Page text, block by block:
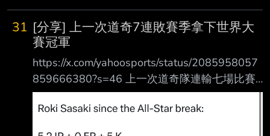
15年） 在天使隊15年真的很稀有，這隊待15年
某方面來說真的不簡單 1.Mike Trout 2011-（目
前15年16個球季） 2.Garret Anderson 1994-
2008（14年15個球季 3.Tim Salmon 1992-
2006（14年但一
31 [分享] 上一次道奇7連敗賽季拿下世界大
賽冠軍
https://x.com/yahoosports/status/2085958057
859666380?s=46 上一次道奇隊連輸七場比賽
最終以拿下世界大賽冠軍收尾 Edwin Diaz賽後
訪問： 「我是個大聯盟投手……當我上場比賽